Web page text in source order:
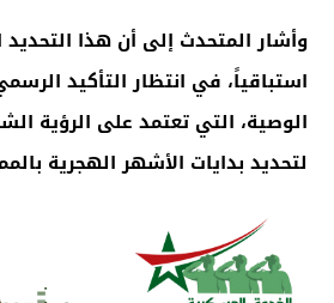
وأشار المتحدث إلى أن هذا
استباقياً، في انتظار التأكيد
الوصية، التي تعتمد على الرؤية
لتحديد بدايات الأشهر الهجرية